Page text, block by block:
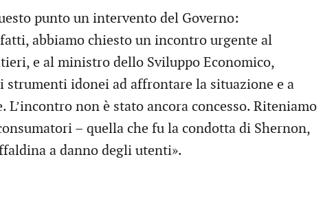
punto un intervento del Governo:
abbiamo chiesto un incontro urgente al
e al ministro dello Sviluppo Economico,
strumenti idonei ad affrontare la situazione e a
non è stato ancora concesso. Riteniamo
– quella che fu la condotta di Shernon,
a danno degli utenti».